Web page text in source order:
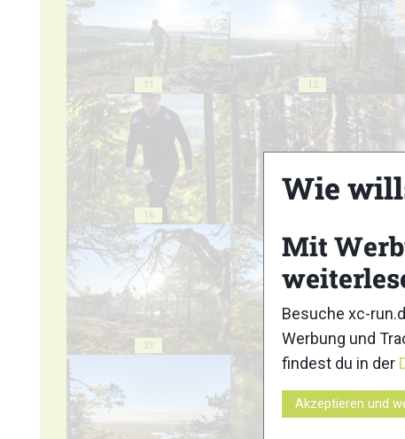
11 12
16
21 22
Wie
Mit
Besuche xc-
Werbung und
findest du in der
Akzeptieren und